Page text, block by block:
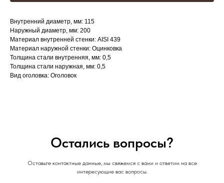
Внутренний диаметр, мм: 115
Наружный диаметр, мм: 200
Материал внутренней стенки: AISI 439
Материал наружной стенки: Оцинковка
Толщина стали внутренняя, мм: 0,5
Толщина стали наружная, мм: 0,5
Вид оголовка: Оголовок
Остались вопросы?
Оставьте контактные данные, мы свяжемся с вами и ответим на все
интересующие вас вопросы.